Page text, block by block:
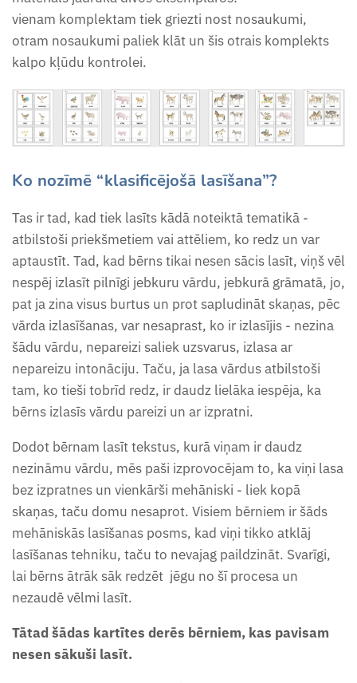
vienam komplektam tiek griezti nost nosaukumi,
otram nosaukumi paliek klāt un šis otrais komplekts
kalpo kļūdu kontrolei.
Ko nozīmē “klasificējošā lasīšana”?
Tas ir tad, kad tiek lasīts kādā noteiktā tematikā -
atbilstoši priekšmetiem vai attēliem, ko redz un var
aptaustīt. Tad, kad bērns tikai nesen sācis lasīt, viņš vēl
nespēj izlasīt pilnīgi jebkuru vārdu, jebkurā grāmatā, jo,
pat ja zina visus burtus un prot sapludināt skaņas, pēc
vārda izlasīšanas, var nesaprast, ko ir izlasījis - nezina
šādu vārdu, nepareizi saliek uzsvarus, izlasa ar
nepareizu intonāciju. Taču, ja lasa vārdus atbilstoši
tam, ko tieši tobrīd redz, ir daudz lielāka iespēja, ka
bērns izlasīs vārdu pareizi un ar izpratni.
Dodot bērnam lasīt tekstus, kurā viņam ir daudz
nezināmu vārdu, mēs paši izprovocējam to, ka viņi lasa
bez izpratnes un vienkārši mehāniski - liek kopā
skaņas, taču domu nesaprot. Visiem bērniem ir šāds
mehāniskās lasīšanas posms, kad viņi tikko atklāj
lasīšanas tehniku, taču to nevajag paildzināt. Svarīgi,
lai bērns ātrāk sāk redzēt jēgu no šī procesa un
nezaudē vēlmi lasīt.
Tātad šādas kartītes derēs bērniem, kas pavisam
nesen sākuši lasīt.
Pulksteņa apgūšanas darba
lapas
Pupas audzēšanas
dienasgrāmata
Rēbusi - sākumskaņa
Rudens uzdevumu burtnīca (4
- 5 g.)
Rudens uzdevumu burtnīca (6-
7 g.)
Saules sistēma - darba lapas
Sēņu burtnīca (4-5 g.v.)
Tauriņa attīstības cikla darba
lapas
Uzdevumu krājums "Es iešu
skolā!"
Valentīndienas darba lapas (4-
7 gadi)
lapas
Mārītes attīstības cikla kartītes
Pavasara puķu kartītes
Pienenes attīstības rinda
Rīgas arhitektūras pērles
Saules sistēma - kartītes
Sēnes
Suņu šķirnes I - kartītes
klasificējošai lasīšanai
Vistas attīstības cikla kartītes
Zemes un ūdens formu
kartītes, definīcijas, karte
Zieda uzbūves kartītes
Zvaigznāju kartītes
Lielie varavīksnes burti
Mana glītrakstīšanas burtnīca
Mazās glītrakstīšanas lapiņas
Mazie varavīksnes burti
Rēbusi - sākumskaņa
Teikumu sākumi
Vārdkopas pirmajai lasīšanai